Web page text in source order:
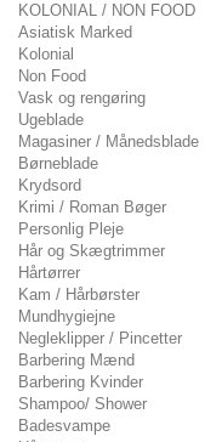
KOLONIAL / NON FOOD
Asiatisk Marked
Kolonial
Non Food
Vask og rengøring
Ugeblade
Magasiner / Månedsblade
Børneblade
Krydsord
Krimi / Roman Bøger
Personlig Pleje
Hår og Skægtrimmer
Hårtørrer
Kam / Hårbørster
Mundhygiejne
Negleklipper / Pincetter
Barbering Mænd
Barbering Kvinder
Shampoo/ Shower
Badesvampe